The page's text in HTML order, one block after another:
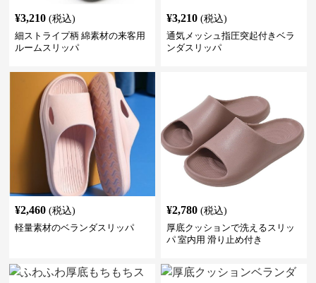
¥3,210 (税込)
細ストライプ柄 綿素材の来客用
ルームスリッパ
¥3,210 (税込)
通気メッシュ指圧突起付きベラ
ンダスリッパ
¥2,460 (税込)
軽量素材のベランダスリッパ
¥2,780 (税込)
厚底クッションで洗えるスリッ
パ 室内用 滑り止め付き